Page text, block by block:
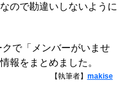
ので勘違いしないように
で「メンバーがいませ
報をまとめました。
【執筆者】 makise